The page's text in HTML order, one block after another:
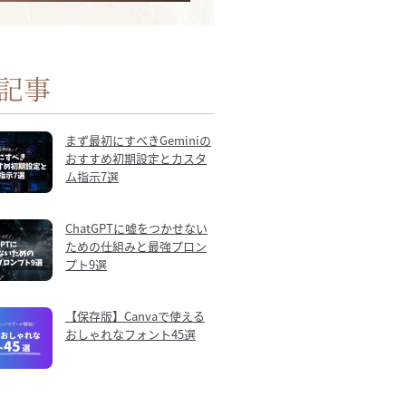
事
まず最初にすべきGeminiの
おすすめ初期設定とカスタ
ム指示7選
ChatGPTに嘘をつかせない
ための仕組みと最強プロン
プト9選
【保存版】Canvaで使える
おしゃれなフォント45選